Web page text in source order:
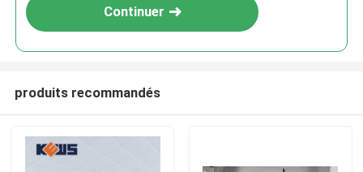
Continuer
produits recommandés